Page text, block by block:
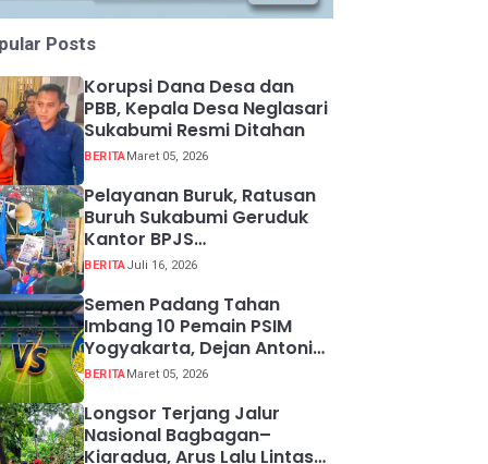
Posts
Korupsi Dana Desa dan
PBB, Kepala Desa Neglasari
Sukabumi Resmi Ditahan
BERITA Maret 05, 2026
Pelayanan Buruk, Ratusan
Buruh Sukabumi Geruduk
Kantor BPJS
Ketenagakerjaan
BERITAJuli 16, 2026
Semen Padang Tahan
Imbang 10 Pemain PSIM
Yogyakarta, Dejan Antonic
Resmi Dipecat!
BERITA Maret 05, 2026
Longsor Terjang Jalur
Nasional Bagbagan–
Kiaradua, Arus Lalu Lintas